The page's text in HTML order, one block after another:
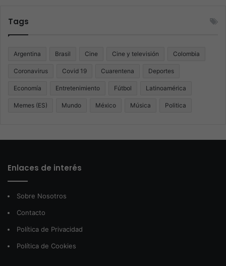
Tags
Argentina Brasil Cine Cine y televisión Colombia
Coronavirus Covid 19 Cuarentena Deportes
Economía Entretenimiento Fútbol Latinoamérica
Memes (ES) Mundo México Música Politica
Enlaces de interés
Sobre Nosotros
Contacto
Política de Privacidad
Política de Cookies